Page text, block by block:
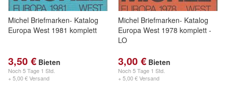
Michel Briefmarken- Katalog
Europa West 1981 komplett
3,50 € Bieten
Noch5 Tage 1 Std.
+ 5,00 € Versand
Michel Briefmarken- Katalog
Europa West 1978 komplett -
LO
3,00 € Bieten
Noch5 Tage 1 Std.
+ 5,00 € Versand